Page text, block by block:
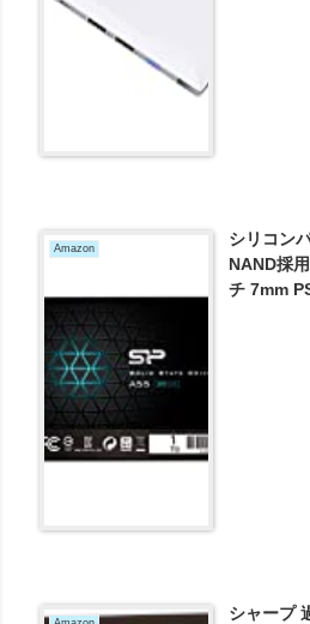
Amazon
シリコン
NAND採
チ 7mm
シャープ